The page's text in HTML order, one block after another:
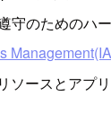
守のためのハ
ソースとアプ